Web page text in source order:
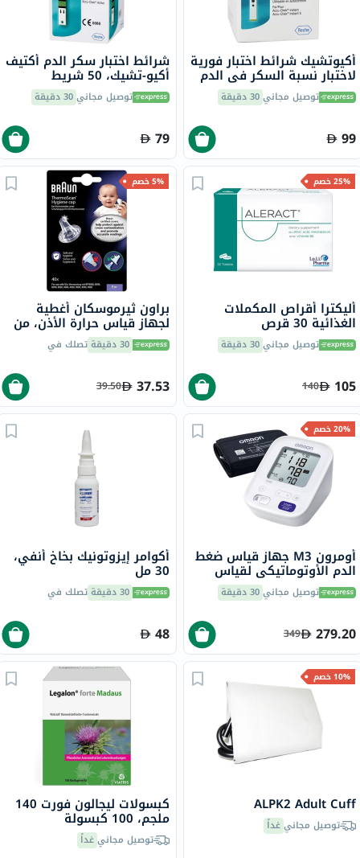
أكيوتشيك شرائط اختبار فورية
لاختبار نسبة السكر في الدم
لمرضى السكري من 50
توصيل مجاني30 دقيقة
99
شرائط اختبار سكر الدم أكتيف
أكيو-تشيك، 50 شريط
توصيل مجاني30 دقيقة
79
25% خصم
أليكترا أقراص المكملات
الغذائية 30 قرص
توصيل مجاني30 دقيقة
105
140
5% خصم
براون ثيرموسكان أغطية
لجهاز قياس حرارة الأذن، من
40 30 دقيقة تصلك في
37.53
39.50
20% خصم
أومرون M3 جهاز قياس ضغط
الدم الأوتوماتيكي لقياس
الضغط عبر الذراع العلوي
توصيل مجاني30 دقيقة
279.20
349
أكوامر إيزوتونيك بخاخ أنفي،
30 مل
30 دقيقة تصلك في
48
10% خصم
ALPK2 Adult Cuff
توصيل مجانيغداً
كبسولات ليجالون فورت 140
ملجم، 100 كبسولة
توصيل مجانيغداً